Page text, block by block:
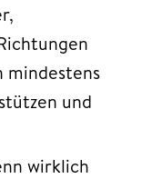
mindestens
und
wirklich